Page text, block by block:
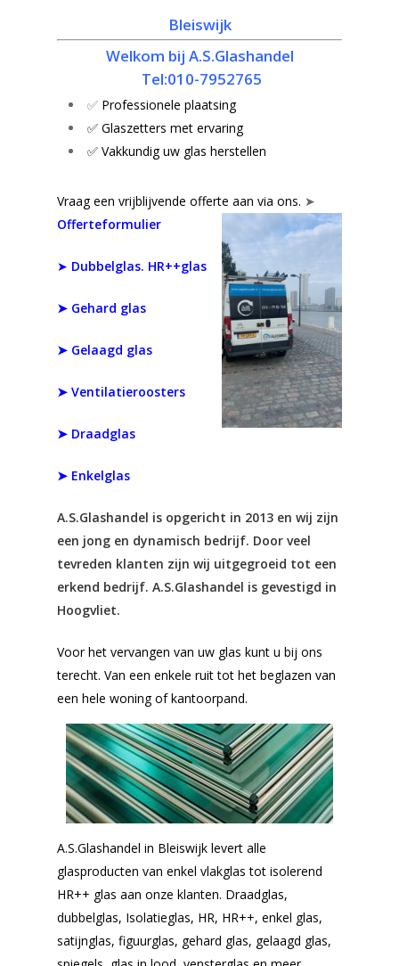
Bleiswijk
Welkom bij A.S.Glashandel
Tel:010-7952765
✅ Professionele plaatsing
✅ Glaszetters met ervaring
✅ Vakkundig uw glas herstellen
Vraag een vrijblijvende offerte aan via ons. ➤
Offerteformulier
➤ Dubbelglas. HR++glas
➤ Gehard glas
➤ Gelaagd glas
➤ Ventilatieroosters
➤ Draadglas
➤ Enkelglas
A.S.Glashandel is opgericht in 2013 en wij zijn
een jong en dynamisch bedrijf. Door veel
tevreden klanten zijn wij uitgegroeid tot een
erkend bedrijf. A.S.Glashandel is gevestigd in
Hoogvliet.
Voor het vervangen van uw glas kunt u bij ons
terecht. Van een enkele ruit tot het beglazen van
een hele woning of kantoorpand.
A.S.Glashandel in Bleiswijk levert alle
glasproducten van enkel vlakglas tot isolerend
HR++ glas aan onze klanten. Draadglas,
dubbelglas, Isolatieglas, HR, HR++, enkel glas,
satijnglas, figuurglas, gehard glas, gelaagd glas,